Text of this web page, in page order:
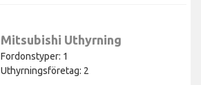
Mitsubishi Uthyrning
Fordonstyper: 1
Uthyrningsföretag: 2